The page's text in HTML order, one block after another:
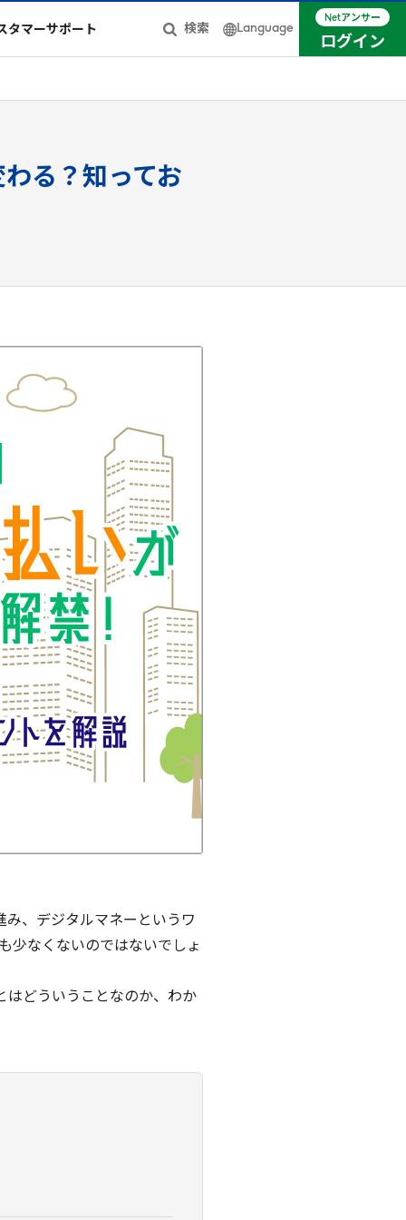
タマーサポート 検索 Language
Netアンサー
ログイン
る？知ってお
み、デジタルマネーというワ
少なくないのではないでしょ
はどういうことなのか、わか